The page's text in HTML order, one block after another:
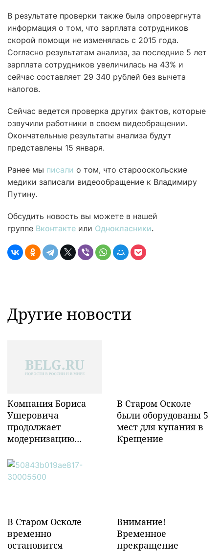
В результате проверки также была опровергнута
информация о том, что зарплата сотрудников
скорой помощи не изменялась с 2015 года.
Согласно результатам анализа, за последние 5 лет
зарплата сотрудников увеличилась на 43% и
сейчас составляет 29 340 рублей без вычета
налогов.
Сейчас ведется проверка других фактов, которые
озвучили работники в своем видеобращении.
Окончательные результаты анализа будут
представлены 15 января.
Ранее мы писали о том, что старооскольские
медики записали видеообращение к Владимиру
Путину.
Обсудить новость вы можете в нашей
группе Вконтакте или Однокласники.
Другие новости
Компания Бориса
Ушеровича
продолжает
модернизацию
инфраструктуры в
Забайкалье
В Старом Осколе
были оборудованы 5
мест для купания в
Крещение
В Старом Осколе
временно
остановится
Внимание!
Временное
прекращение